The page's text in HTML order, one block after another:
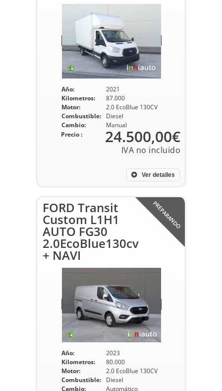
Año:
2021
Kilometros:
87.000
Motor:
2.0 EcoBlue 130CV
Combustible:
Diesel
Cambio:
Manual
Ver detalles
Precio : 24.500,00€
PREPARANDO
FORD Transit
Custom L1H1
AUTO FG30
2.0EcoBlue130cv
+ NAVI
Año:
2023
Kilometros:
80.000
Motor:
2.0 EcoBlue 130CV
Combustible:
Diesel
Cambio:
Automático